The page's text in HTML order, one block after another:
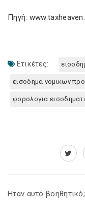
Πηγή:
Ετικέτες:
εισοδημα νομικων
φορολογια
Ηταν αυτό βοηθητικό;